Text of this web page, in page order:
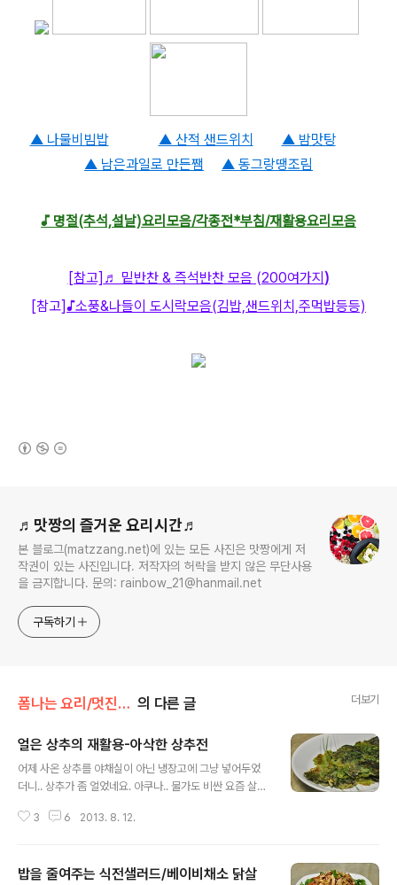
▲ 나물비빔밥 ▲ 산적 샌드위치
▲ 밤맛탕
▲ 남은과일로 만든쨈
▲ 동그랑땡조림
♪ 명절(추석,설날)요리모음/각종전*부침/재활용요리모음
[참고] ♬ 밑반찬 & 즉석반찬 모음 (200여가지)
[참고]♪소풍&나들이 도시락모음(김밥,샌드위치,주먹밥등등)
♬맛짱의 즐거운 요리시간♬
본 블로그(matzzang.net)에 있는 모든 사진은 맛짱에게 저
작권이 있는 사진입니다. 저작자의 허락을 받지 않은 무단사용
을 금지합니다. 문의: rainbow_21@hanmail.net
구독하기
폼나는 요리/멋진리폼 요리 의 다른 글 더보기
얼은 상추의 재활용-아삭한 상추전
어제 사온 상추를 야채실이 아닌 냉장고에 그냥 넣어두었
더니.. 상추가 좀 얼었네요. 아쿠나.. 물가도 비싼 요즘 살림
면서 얼은것을 골라보니 그 양이 꽤 됩니다. 잎사귀 부분이
다. ♪ 명절(추석,설날)요리모음/각종전*부침/재활용요리
3 6 2013. 8. 12.
밥을 줄여주는 식전샐러드/베이비채소 닭살